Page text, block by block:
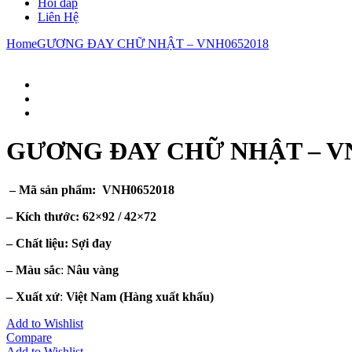
Liên Hệ
HomeGƯƠNG ĐAY CHỮ NHẬT – VNH0652018
GƯƠNG ĐAY CHỮ NHẬT –
– Mã sản phẩm: VNH0652018
– Kích thước: 62×92 / 42×72
– Chất liệu: Sợi đay
– Màu sắc: Nâu vàng
– Xuất xứ: Việt Nam (Hàng xuất khẩu)
Add to Wishlist
Compare